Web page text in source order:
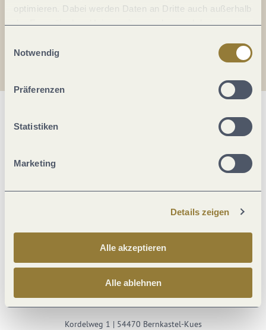
optimieren. Dabei werden Daten an Dritte auch außerhalb
der Europäischen Union weitergegeben und dort
jederzeit widerrufen werden. Mit der Auswahl "Alle
ablehnen" kann es zu Beeinträchtigungen in der Nutzung
Notwendig
Präferenzen
Statistiken
Marketing
Details zeigen
Alle akzeptieren
Alle ablehnen
Besuche uns auf
Youtube
Kordelweg 1 | 54470 Bernkastel-Kues